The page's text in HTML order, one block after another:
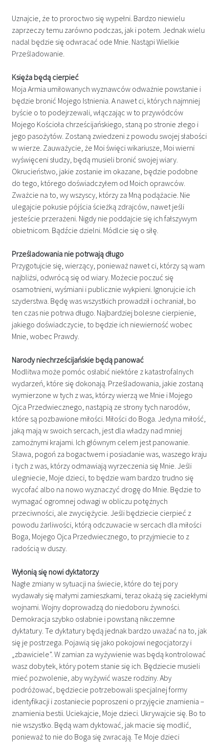
Uznajcie, że to proroctwo się wypełni. Bardzo niewielu
zaprzeczy temu zarówno podczas, jak i potem. Jednak wielu
nadal będzie się odwracać ode Mnie. Nastąpi Wielkie
Prześladowanie.
Księża będą cierpieć
Moja Armia umiłowanych wyznawców odważnie powstanie i
będzie bronić Mojego Istnienia. A nawet ci, których najmniej
byście o to podejrzewali, włączając w to przywódców
Mojego Kościoła chrześcijańskiego, staną po stronie złego i
jego pasożytów. Zostaną zwiedzeni z powodu swojej słabości
w wierze. Zauważycie, że Moi święci wikariusze, Moi wierni
wyświęceni słudzy, będą musieli bronić swojej wiary.
Okrucieństwo, jakie zostanie im okazane, będzie podobne
do tego, którego doświadczyłem od Moich oprawców.
Zważcie na to, wy wszyscy, którzy za Mną podążacie. Nie
ulegajcie pokusie pójścia ścieżką zdrajców, nawet jeśli
jesteście przerażeni. Nigdy nie poddajcie się ich fałszywym
obietnicom. Bądźcie dzielni. Módlcie się o siłę.
Prześladowania nie potrwają długo
Przygotujcie się, wierzący, ponieważ nawet ci, którzy są wam
najbliżsi, odwrócą się od wiary. Możecie poczuć się
osamotnieni, wyśmiani i publicznie wykpieni. Ignorujcie ich
szyderstwa. Będę was wszystkich prowadził i ochraniał, bo
ten czas nie potrwa długo. Najbardziej bolesne cierpienie,
jakiego doświadczycie, to będzie ich niewierność wobec
Mnie, wobec Prawdy.
Narody niechrześcijańskie będą panować
Modlitwa może pomóc osłabić niektóre z katastrofalnych
wydarzeń, które się dokonają. Prześladowania, jakie zostaną
wymierzone w tych z was, którzy wierzą we Mnie i Mojego
Ojca Przedwiecznego, nastąpią ze strony tych narodów,
które są pozbawione miłości. Miłości do Boga. Jedyna miłość,
jaką mają w swoich sercach, jest dla władzy nad mniej
zamożnymi krajami. Ich głównym celem jest panowanie.
Sława, pogoń za bogactwem i posiadanie was, waszego kraju
i tych z was, którzy odmawiają wyrzeczenia się Mnie. Jeśli
ulegniecie, Moje dzieci, to będzie wam bardzo trudno się
wycofać albo na nowo wyznaczyć drogę do Mnie. Będzie to
wymagać ogromnej odwagi w obliczu potężnych
przeciwności, ale zwyciężycie. Jeśli będziecie cierpieć z
powodu żarliwości, którą odczuwacie w sercach dla miłości
Boga, Mojego Ojca Przedwiecznego, to przyjmiecie to z
radością w duszy.
Wyłonią się nowi dyktatorzy
Nagłe zmiany w sytuacji na świecie, które do tej pory
wydawały się małymi zamieszkami, teraz okażą się zaciekłymi
wojnami. Wojny doprowadzą do niedoboru żywności.
Demokracja szybko osłabnie i powstaną nikczemne
dyktatury. Te dyktatury będą jednak bardzo uważać na to, jak
się je postrzega. Pojawią się jako pokojowi negocjatorzy i
„zbawiciele”. W zamian za wyżywienie was będą kontrolować
wasz dobytek, który potem stanie się ich. Będziecie musieli
mieć pozwolenie, aby wyżywić wasze rodziny. Aby
podróżować, będziecie potrzebowali specjalnej formy
identyfikacji i zostaniecie poproszeni o przyjęcie znamienia –
znamienia bestii. Uciekajcie, Moje dzieci. Ukrywajcie się. Bo to
nie wszystko. Będą wam dyktować, jak macie się modlić,
ponieważ to nie do Boga się zwracają. Te Moje dzieci